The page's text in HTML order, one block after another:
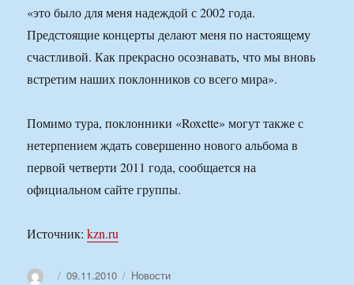
«это было для меня надеждой с 2002 года.
Предстоящие концерты делают меня по настоящему
счастливой. Как прекрасно осознавать, что мы вновь
встретим наших поклонников со всего мира».
Помимо тура, поклонники «Roxette» могут также с
нетерпением ждать совершенно нового альбома в
первой четверти 2011 года, сообщается на
официальном сайте группы.
Источник:kzn.ru
АвторОпубликовано
09.11.2010 Рубрики
Новости